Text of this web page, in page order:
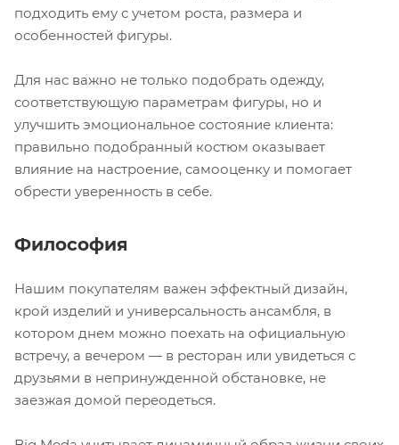
подходить ему с учетом роста, размера и
особенностей фигуры.
Для нас важно не только подобрать одежду,
соответствующую параметрам фигуры, но и
улучшить эмоциональное состояние клиента:
правильно подобранный костюм оказывает
влияние на настроение, самооценку и помогает
обрести уверенность в себе.
Философия
Нашим покупателям важен эффектный дизайн,
крой изделий и универсальность ансамбля, в
котором днем можно поехать на официальную
встречу, а вечером — в ресторан или увидеться с
друзьями в непринужденной обстановке, не
заезжая домой переодеться.